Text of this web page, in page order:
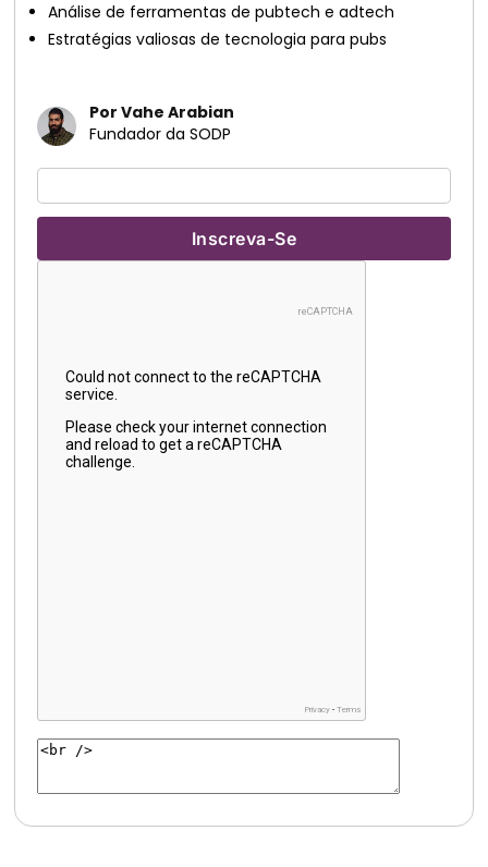
Análise de ferramentas de pubtech e adtech
Estratégias valiosas de tecnologia para pubs
Por Vahe Arabian
Fundador da SODP